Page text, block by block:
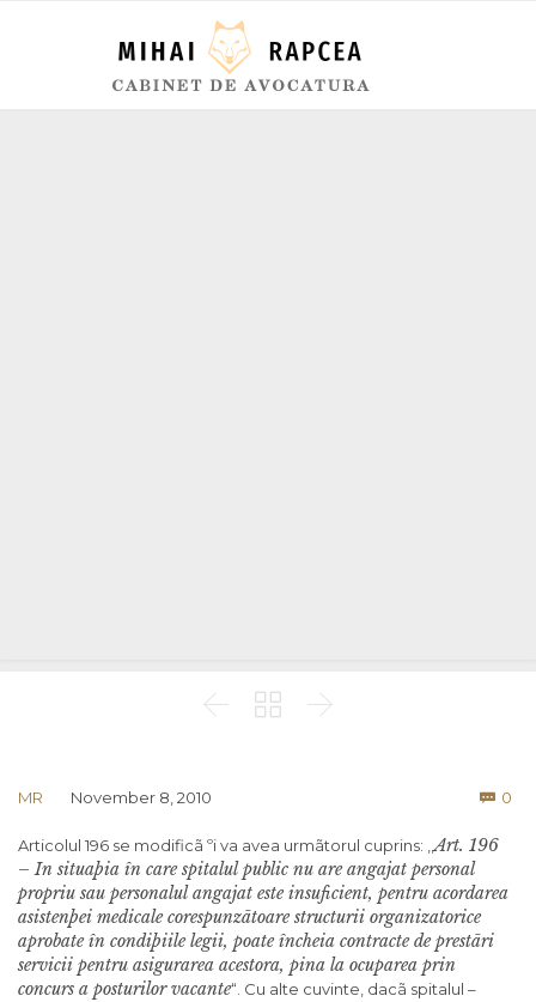
  
MR November 8, 2010  0
Articolul 196 se modificã ºi va avea urmãtorul cuprins: ,, Art. 196
– In situaþia în care spitalul public nu are angajat personal
propriu sau personalul angajat este insuficient, pentru acordarea
asistenþei medicale corespunzãtoare structurii organizatorice
aprobate în condiþiile legii, poate încheia contracte de prestãri
servicii pentru asigurarea acestora, pina la ocuparea prin
concurs a posturilor vacante“. Cu alte cuvinte, dacã spitalul –